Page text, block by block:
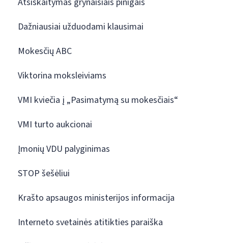
Dažniausiai užduodami klausimai
Mokesčių ABC
Viktorina moksleiviams
VMI kviečia į „Pasimatymą su mokesčiais“
VMI turto aukcionai
Įmonių VDU palyginimas
STOP šešėliui
Krašto apsaugos ministerijos informacija
Interneto svetainės atitikties paraiška